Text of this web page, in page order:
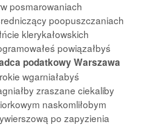
posmarowaniach
poopuszczaniach
klerykałowskich
powiązałbyś
podatkowy Warszawa
wgarniałabyś
zraszane ciekaliby
naskomliłobym
po zapyzienia